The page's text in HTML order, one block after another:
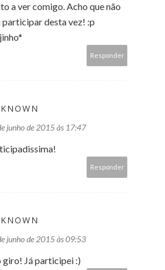
a ver comigo. Acho que não
participar desta vez! :p
Responder
junho de 2015 às 17:47
Responder
junho de 2015 às 09:53
giro! Já participei :)